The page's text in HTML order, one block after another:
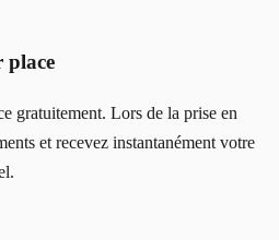
place
gratuitement. Lors de la prise en
et recevez instantanément votre